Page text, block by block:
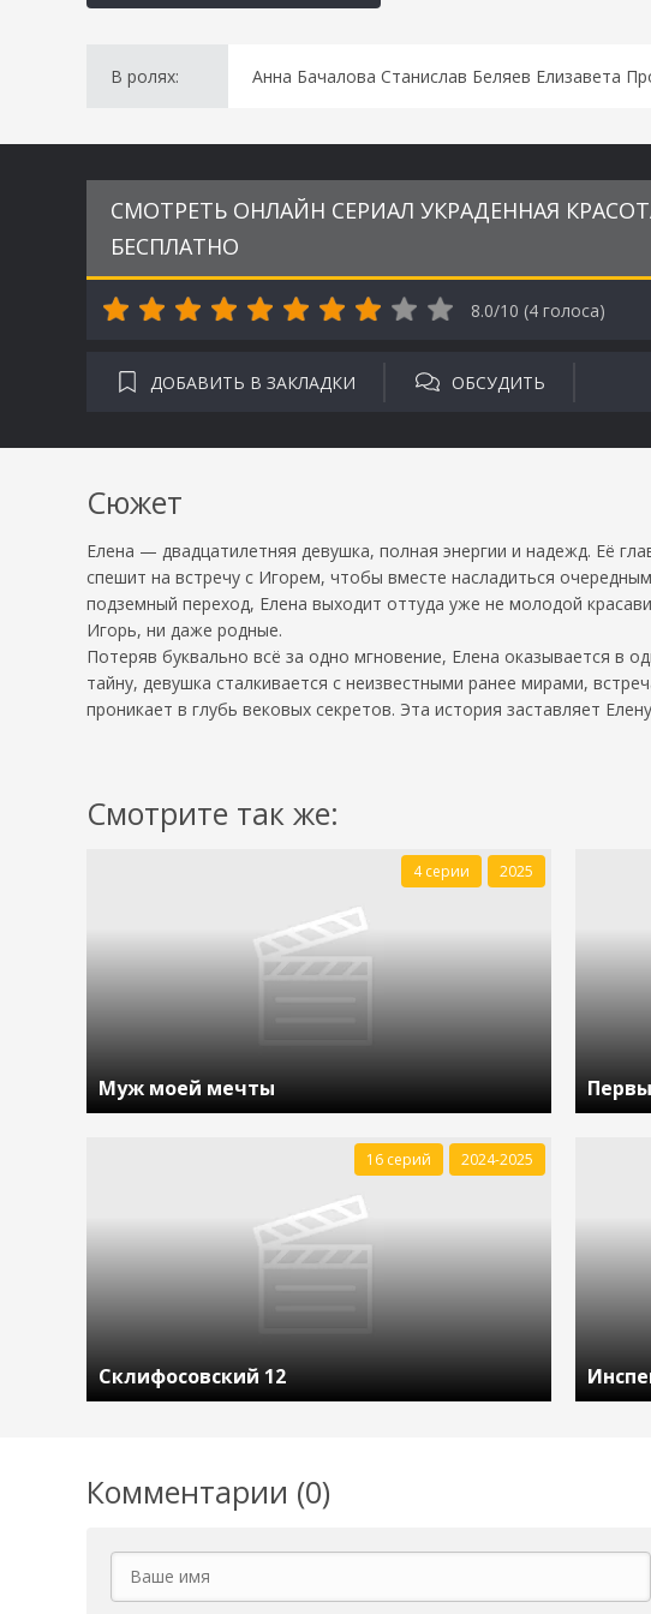
В ролях: Анна Бачалова Станислав Беляев Елизавета
СМОТРЕТЬ ОНЛАЙН СЕРИАЛ УКРАДЕННАЯ
БЕСПЛАТНО
8.0/10 (4 голоса)
ДОБАВИТЬ В ЗАКЛАДКИ ОБСУДИТЬ
Сюжет
Елена — двадцатилетняя девушка, полная энергии и надежд. Её
спешит на встречу с Игорем, чтобы вместе насладиться
подземный переход, Елена выходит оттуда уже не молодой
Игорь, ни даже родные.
Потеряв буквально всё за одно мгновение, Елена оказывается в
тайну, девушка сталкивается с неизвестными ранее мирами,
проникает в глубь вековых секретов. Эта история заставляет
Смотрите так же:
Муж моей мечты
4 серии 2025
Склифосовский 12
16 серий 2024-2025
Комментарии (0)